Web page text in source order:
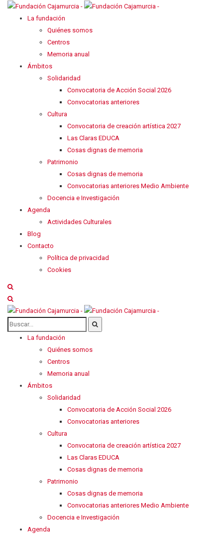
La fundación
Quiénes somos
Centros
Memoria anual
Ámbitos
Solidaridad
Convocatoria de Acción Social 2026
Convocatorias anteriores
Cultura
Convocatoria de creación artística 2027
Las Claras EDUCA
Cosas dignas de memoria
Patrimonio
Cosas dignas de memoria
Convocatorias anteriores Medio Ambiente
Docencia e Investigación
Agenda
Actividades Culturales
Blog
Contacto
Política de privacidad
Cookies
La fundación
Quiénes somos
Centros
Memoria anual
Ámbitos
Solidaridad
Convocatoria de Acción Social 2026
Convocatorias anteriores
Cultura
Convocatoria de creación artística 2027
Las Claras EDUCA
Cosas dignas de memoria
Patrimonio
Cosas dignas de memoria
Convocatorias anteriores Medio Ambiente
Docencia e Investigación
Agenda